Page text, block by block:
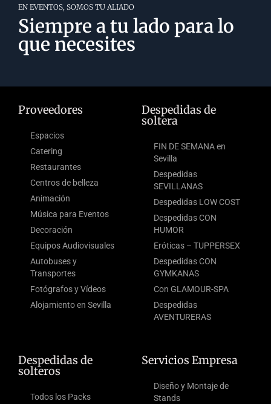
EN EVENTOS, SOMOS TU ALIADO
Siempre a tu lado para lo
que necesites
Proveedores
Espacios
Catering
Restaurantes
Centros de belleza
Animación
Música para Eventos
Decoración
Equipos Audiovisuales
Autobuses y
Transportes
Fotógrafos y Vídeos
Alojamiento en Sevilla
Despedidas de
soltera
FIN DE SEMANA en
Sevilla
Despedidas
SEVILLANAS
Despedidas LOW COST
Despedidas CON
HUMOR
Eróticas – TUPPERSEX
Despedidas CON
GYMKANAS
Con GLAMOUR-SPA
Despedidas
AVENTURERAS
Despedidas de
solteros
Todos los Packs
Servicios Empresa
Diseño y Montaje de
Stands